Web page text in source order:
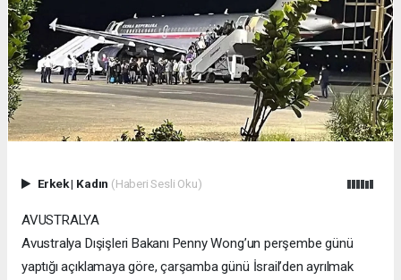
Erkek| Kadın (Haberi Sesli Oku)
AVUSTRALYA
Avustralya Dışişleri Bakanı Penny Wong’un perşembe günü
yaptığı açıklamaya göre, çarşamba günü İsrail’den ayrılmak